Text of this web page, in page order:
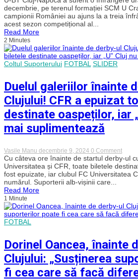
la
Trei
au
lipsit
decembrie, pe terenul formației SCM U
campionii României au ajuns la a treia
acest sezon competițional al...
Read More
2 Minutes
Coltul Suporterului FOTBAL SLIDER
Duelul galeriilor înainte
Clujului! CFR a epuizat
destinate oaspeților, iar
mai suplimentează
Vasile Manu decembrie 9, 2024 0 Commenton
de
CFR
a
„U”
Cluj
nu
Cu câteva ore înainte de startul derby-ul
Universitatea și CFR, toate biletele
fost epuizate, iar clubul FC Universitatea
numărul. Suporterii alb-vișinii care...
Read More
1 Minute
FOTBAL
Dorinel Oancea, înainte
Clujului: „Susținerea
fi cea care să facă